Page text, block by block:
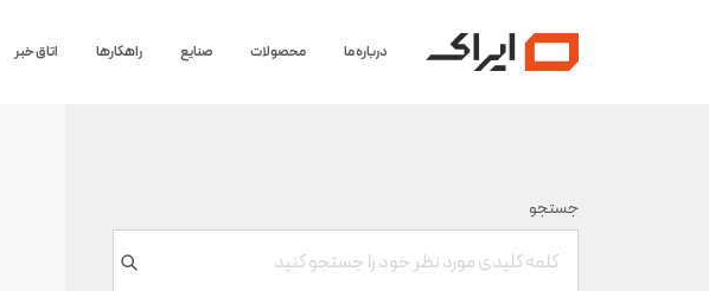
درباره ما محصولات صنایع راهکارها اتاق خبر
جستجو